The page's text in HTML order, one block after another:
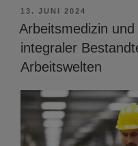
VERÖFFENTLICHT
AM
13. JUNI 2024
Arbeitsmedizin
integraler
Arbeitswelten